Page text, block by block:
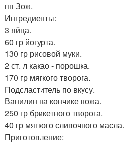
пп Зож.
Ингредиенты:
3 яйца.
60 гр йогурта.
130 гр рисовой муки.
2 ст. л какао - порошка.
170 гр мягкого творога.
Подсластитель по вкусу.
Ванилин на кончике ножа.
250 гр брикетного творога.
40 гр мягкого сливочного масла.
Приготовление: